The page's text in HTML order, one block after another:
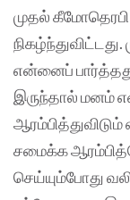
முதல் கீமோதெரபி
என்னைப்
இருந்தால்
சமைக்க
செய்யும்போது